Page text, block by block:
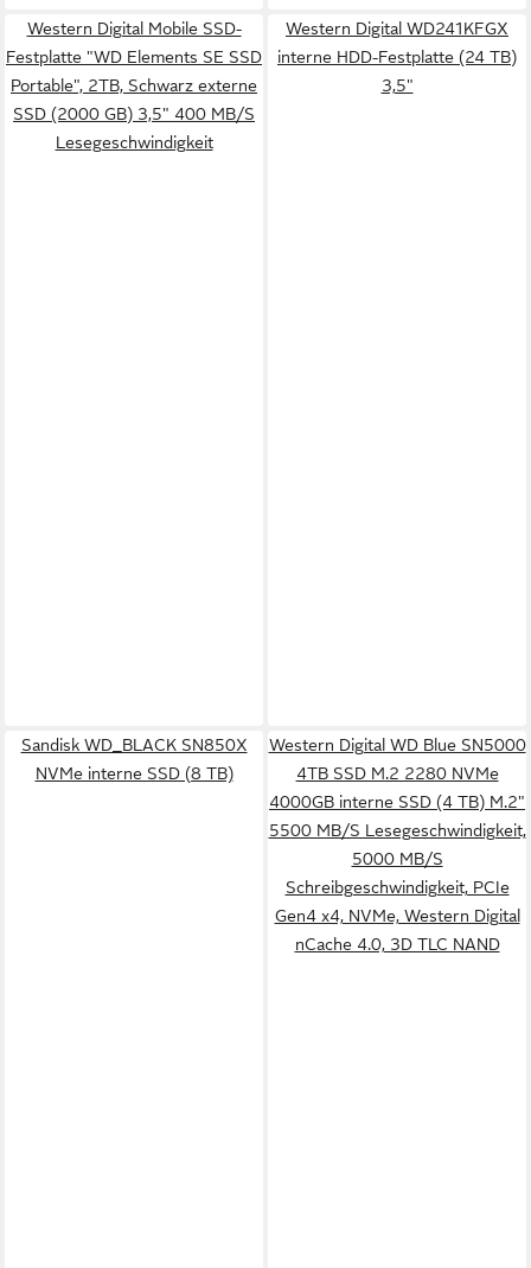
Western Digital Mobile SSD-
Festplatte "WD Elements SE SSD
Portable", 2TB, Schwarz externe
SSD (2000 GB) 3,5" 400 MB/S
Lesegeschwindigkeit
Western Digital WD241KFGX
interne HDD-Festplatte (24 TB)
3,5"
Sandisk WD_BLACK SN850X
NVMe interne SSD (8 TB)
Western Digital WD Blue SN5000
4TB SSD M.2 2280 NVMe
4000GB interne SSD (4 TB) M.2"
5500 MB/S Lesegeschwindigkeit,
5000 MB/S
Schreibgeschwindigkeit, PCIe
Gen4 x4, NVMe, Western Digital
nCache 4.0, 3D TLC NAND